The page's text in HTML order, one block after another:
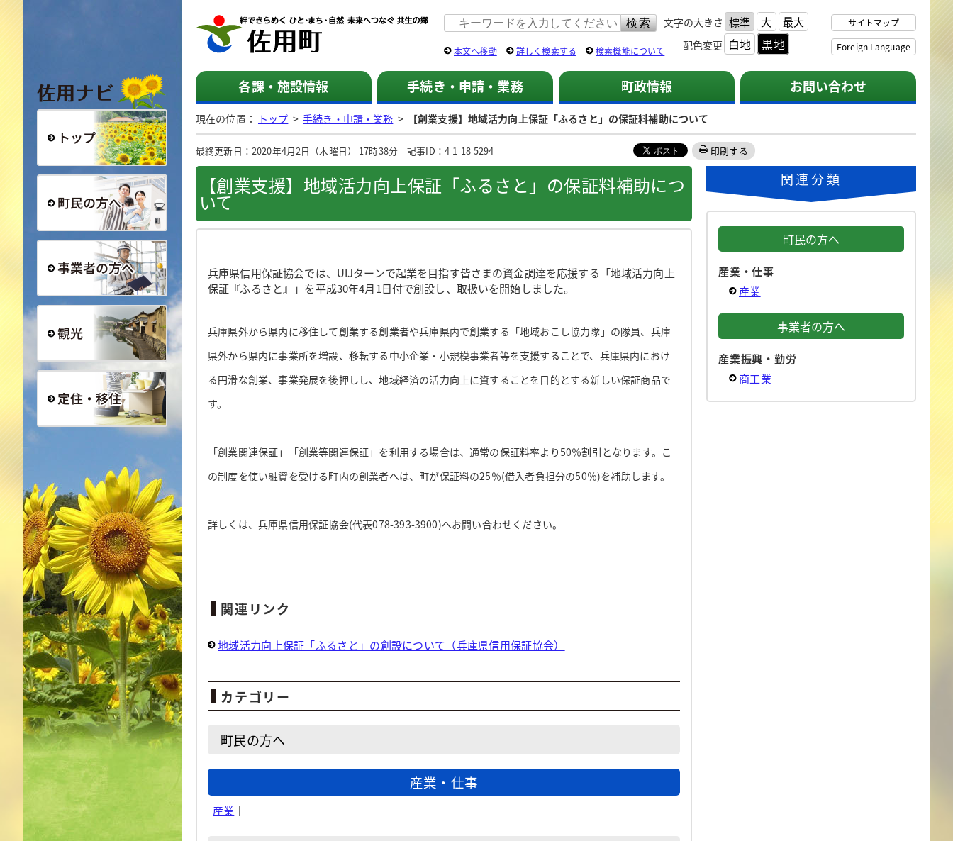
総合トップ
事業者の方へ
定住・移住
佐用町 公式ホームページ 文字の大きさ 標準 大 最大
配色変更 白地 黒地
サイトマップ
Foreign Language
本文へ移動 詳しく検索する 検索機能について
各課・施設情報 手続き・申請・業務 町政情報 お問い合わせ
現在の位置： トップ >手続き・申請・業務 > 【創業支援】地域活力向上保証「ふるさと」の保証料補助について
最終更新日：2020年4月2日（木曜日） 17時38分 記事ID：4-1-18-5294 印刷する
【創業支援】地域活力向上保証「ふるさと」の保証料補助につ
いて
兵庫県信用保証協会では、UIJターンで起業を目指す皆さまの資金調達を応援する「地域活力向上
保証『ふるさと』」を平成30年4月1日付で創設し、取扱いを開始しました。
兵庫県外から県内に移住して創業する創業者や兵庫県内で創業する「地域おこし協力隊」の隊員、兵庫
県外から県内に事業所を増設、移転する中小企業・小規模事業者等を支援することで、兵庫県内におけ
る円滑な創業、事業発展を後押しし、地域経済の活力向上に資することを目的とする新しい保証商品で
す。
「創業関連保証」「創業等関連保証」を利用する場合は、通常の保証料率より50％割引となります。こ
の制度を使い融資を受ける町内の創業者へは、町が保証料の25％(借入者負担分の50％)を補助します。
詳しくは、兵庫県信用保証協会(代表078-393-3900)へお問い合わせください。
関連リンク
地域活力向上保証「ふるさと」の創設について（兵庫県信用保証協会）
カテゴリー
町民の方へ
産業・仕事
産業 ｜
関連分類
町民の方へ
産業・仕事
産業
事業者の方へ
産業振興・勤労
商工業